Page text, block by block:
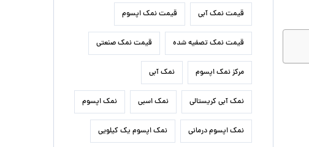
قیمت نمک آبی قیمت نمک اپسوم
قیمت نمک تصفیه شده قیمت نمک صنعتی
مرکز نمک اپسوم نمک آبی
نمک آبی کریستالی نمک اسبی نمک اپسوم
نمک اپسوم درمانی نمک اپسوم یک کیلویی